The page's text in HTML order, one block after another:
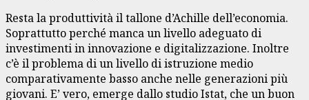
Resta la produttività il tallone d’Achille dell’economia.
Soprattutto perché manca un livello adeguato di
investimenti in innovazione e digitalizzazione. Inoltre
c’è il problema di un livello di istruzione medio
comparativamente basso anche nelle generazioni più
giovani. E’ vero, emerge dallo studio Istat, che un buon